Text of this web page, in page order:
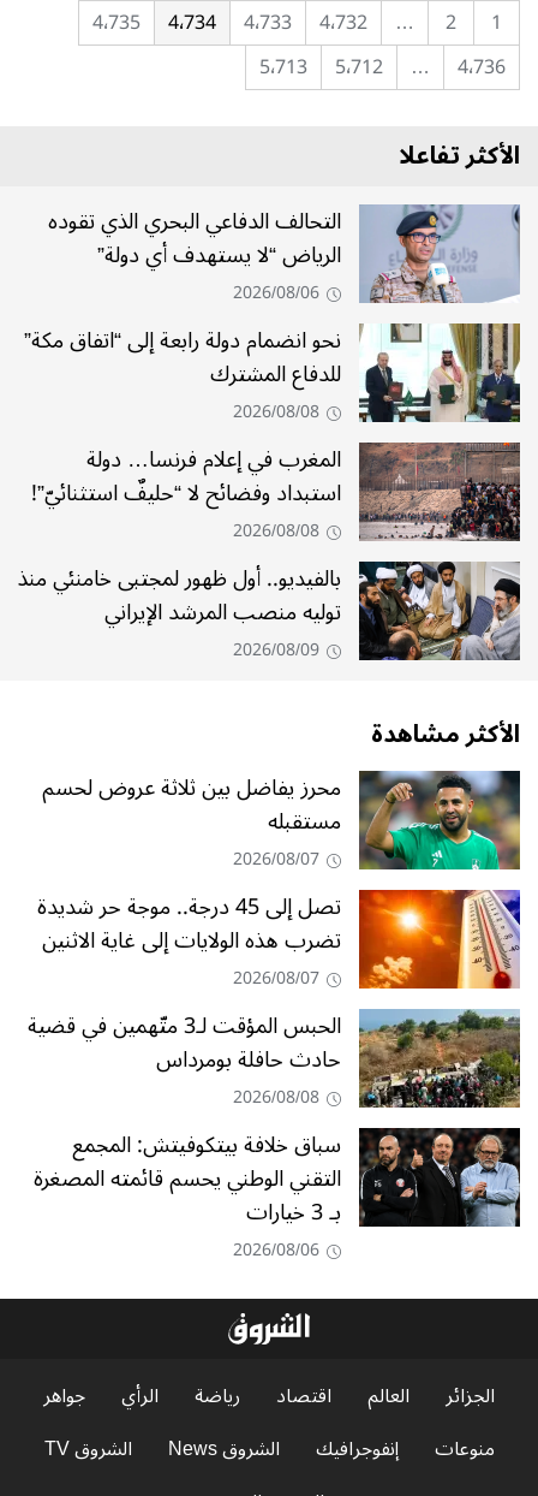
1
2
… 4٬732 4٬733 4٬734
4٬735
4٬736
… 5٬712 5٬713
الأكثر تفاعلا
التحالف الدفاعي البحري الذي تقوده
الرياض “لا يستهدف أي دولة”
2026/08/06
نحو انضمام دولة رابعة إلى “اتفاق مكة”
للدفاع المشترك
2026/08/08
المغرب في إعلام فرنسا… دولة
استبداد وفضائح لا “حليفٌ استثنائيّ”!
2026/08/08
بالفيديو.. أول ظهور لمجتبى خامنئي منذ
توليه منصب المرشد الإيراني
2026/08/09
الأكثر مشاهدة
محرز يفاضل بين ثلاثة عروض لحسم
مستقبله
2026/08/07
تصل إلى 45 درجة.. موجة حر شديدة
تضرب هذه الولايات إلى غاية الاثنين
2026/08/07
الحبس المؤقت لـ3 متّهمين في قضية
حادث حافلة بومرداس
2026/08/08
سباق خلافة بيتكوفيتش: المجمع
التقني الوطني يحسم قائمته المصغرة
بـ 3 خيارات
2026/08/06
الجزائر العالم اقتصاد رياضة الرأي
جواهر
منوعات
إنفوجرافيك الشروق News
الشروق TV